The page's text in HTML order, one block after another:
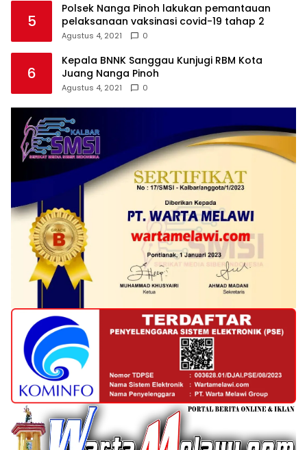
5
Polsek Nanga Pinoh lakukan pemantauan
pelaksanaan vaksinasi covid-19 tahap 2
Agustus 4, 2021 0
6
Kepala BNNK Sanggau Kunjugi RBM Kota
Juang Nanga Pinoh
Agustus 4, 2021 0